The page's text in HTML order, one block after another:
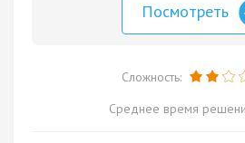
Посмотреть
Сложность:
Среднее время